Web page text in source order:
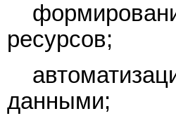
ресурсов;
данными;